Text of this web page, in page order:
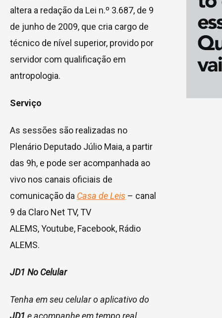
altera a redação da Lei n.º 3.687, de 9
de junho de 2009, que cria cargo de
técnico de nível superior, provido por
servidor com qualificação em
antropologia.
Serviço
As sessões são realizadas no
Plenário Deputado Júlio Maia, a partir
das 9h, e pode ser acompanhada ao
vivo nos canais oficiais de
comunicação da Casa de Leis – canal
9 da Claro Net TV, TV
ALEMS, Youtube, Facebook, Rádio
ALEMS.
JD1 No Celular
Tenha em seu celular o aplicativo do
JD1 e acompanhe em tempo real